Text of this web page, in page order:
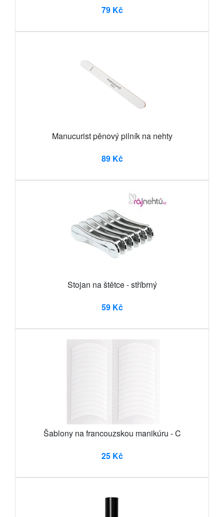
79 Kč
Manucurist pěnový pilník na nehty
89 Kč
Stojan na štětce - stříbrný
59 Kč
Šablony na francouzskou manikúru - C
25 Kč